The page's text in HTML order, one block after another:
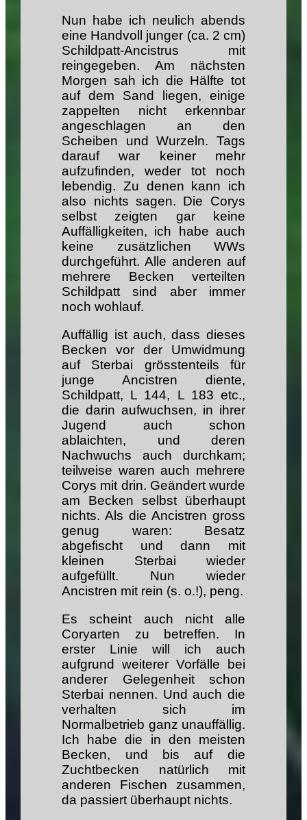
Nun habe ich neulich abends
eine Handvoll junger (ca. 2 cm)
Schildpatt-Ancistrus mit
reingegeben. Am nächsten
Morgen sah ich die Hälfte tot
auf dem Sand liegen, einige
zappelten nicht erkennbar
angeschlagen an den
Scheiben und Wurzeln. Tags
darauf war keiner mehr
aufzufinden, weder tot noch
lebendig. Zu denen kann ich
also nichts sagen. Die Corys
selbst zeigten gar keine
Auffälligkeiten, ich habe auch
keine zusätzlichen WWs
durchgeführt. Alle anderen auf
mehrere Becken verteilten
Schildpatt sind aber immer
noch wohlauf.
Auffällig ist auch, dass dieses
Becken vor der Umwidmung
auf Sterbai grösstenteils für
junge Ancistren diente,
Schildpatt, L 144, L 183 etc.,
die darin aufwuchsen, in ihrer
Jugend auch schon
ablaichten, und deren
Nachwuchs auch durchkam;
teilweise waren auch mehrere
Corys mit drin. Geändert wurde
am Becken selbst überhaupt
nichts. Als die Ancistren gross
genug waren: Besatz
abgefischt und dann mit
kleinen Sterbai wieder
aufgefüllt. Nun wieder
Ancistren mit rein (s. o.!), peng.
Es scheint auch nicht alle
Coryarten zu betreffen. In
erster Linie will ich auch
aufgrund weiterer Vorfälle bei
anderer Gelegenheit schon
Sterbai nennen. Und auch die
verhalten sich im
Normalbetrieb ganz unauffällig.
Ich habe die in den meisten
Becken, und bis auf die
Zuchtbecken natürlich mit
anderen Fischen zusammen,
da passiert überhaupt nichts.